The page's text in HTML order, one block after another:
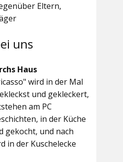
Eltern,
uns
Haus
wird in der Mal
und gekleckert,
am PC
in der Küche
gekocht, und nach
in der Kuschelecke